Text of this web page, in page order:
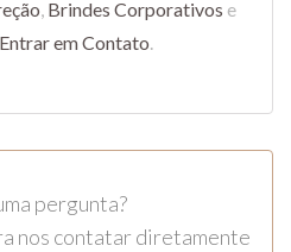
, Brindes Corporativos e
Entrar em Contato.
pergunta?
nos contatar diretamente